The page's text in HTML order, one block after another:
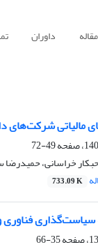
داوران
مالیاتی شرکت‌های
49-72
خراسانی،
733.09 K
فناوری
35-66